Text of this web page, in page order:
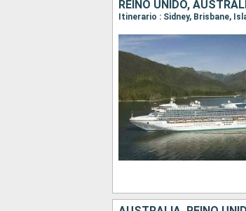
REINO UNIDO,
Itinerario : Sidney, Brisbane,